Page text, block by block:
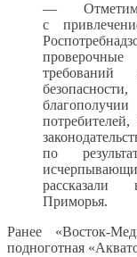
—
с
требований
по
рассказали
Приморья.
Ранее «Восток-
подноготная